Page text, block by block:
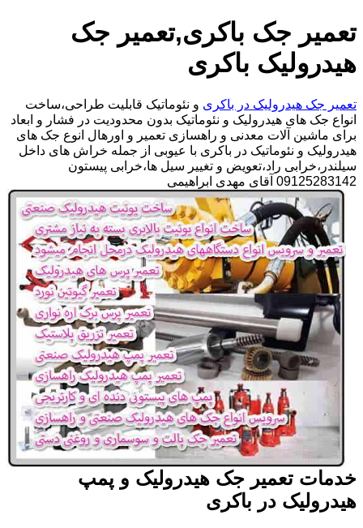
تعمیر جک باکری,تعمیر جک
هیدرولیک باکری
تعمیر جک هیدرولیک در باکری و نئوماتیک قابلیت طراحی،ساخت
انواع جک های هیدرولیک و نئوماتیک بدون محدودیت در فشار و ابعاد
برای ماشین آلات معدنی و راهسازی تعمیر و اورهال انوع جک های
هیدرولیک و نئوماتیک در باکری با عیوبی از جمله خراش های داخل
سیلندر،خرابی راد،تعویض و تغییر سیل ها،خرابی پیستون
09125283142 آقای مهدی ابراهیمی
خدمات تعمیر جک هیدرولیک و پمپ
هیدرولیک در باکری